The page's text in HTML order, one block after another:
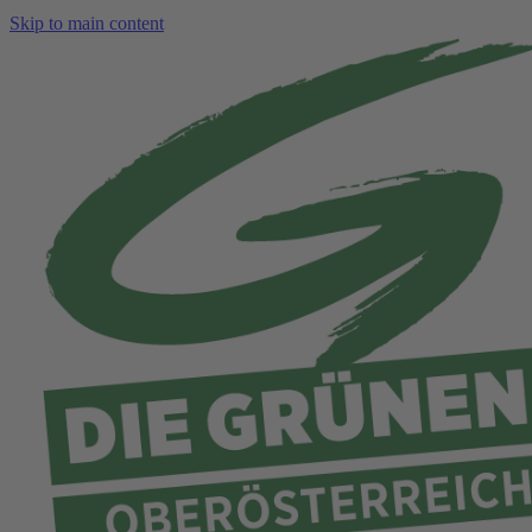
Skip to main content